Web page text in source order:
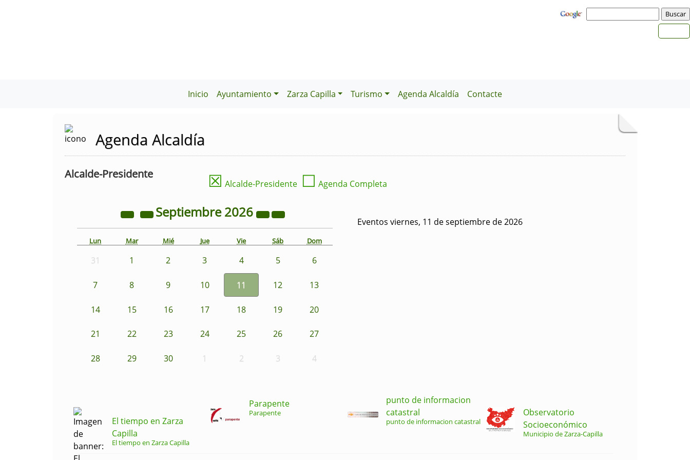
Inicio Ayuntamiento Zarza Capilla Turismo Agenda Alcaldía Contacte
Agenda Alcaldía
Alcalde-Presidente ☒ Alcalde-Presidente ☐ Agenda Completa
Septiembre2026
Lun Mar Mié Jue Vie Sáb Dom
31 1 2 3 4 5 6
7 8 9 10 11 12 13
14 15 16 17 18 19 20
21 22 23 24 25 26 27
28 29 30 1 2 3 4
Eventos viernes, 11 de septiembre de 2026
El tiempo en Zarza
Capilla
El tiempo en Zarza Capilla
Parapente
Parapente
punto de informacion
catastral
punto de informacion catastral
Observatorio
Socioeconómico
Municipio de Zarza-Capilla